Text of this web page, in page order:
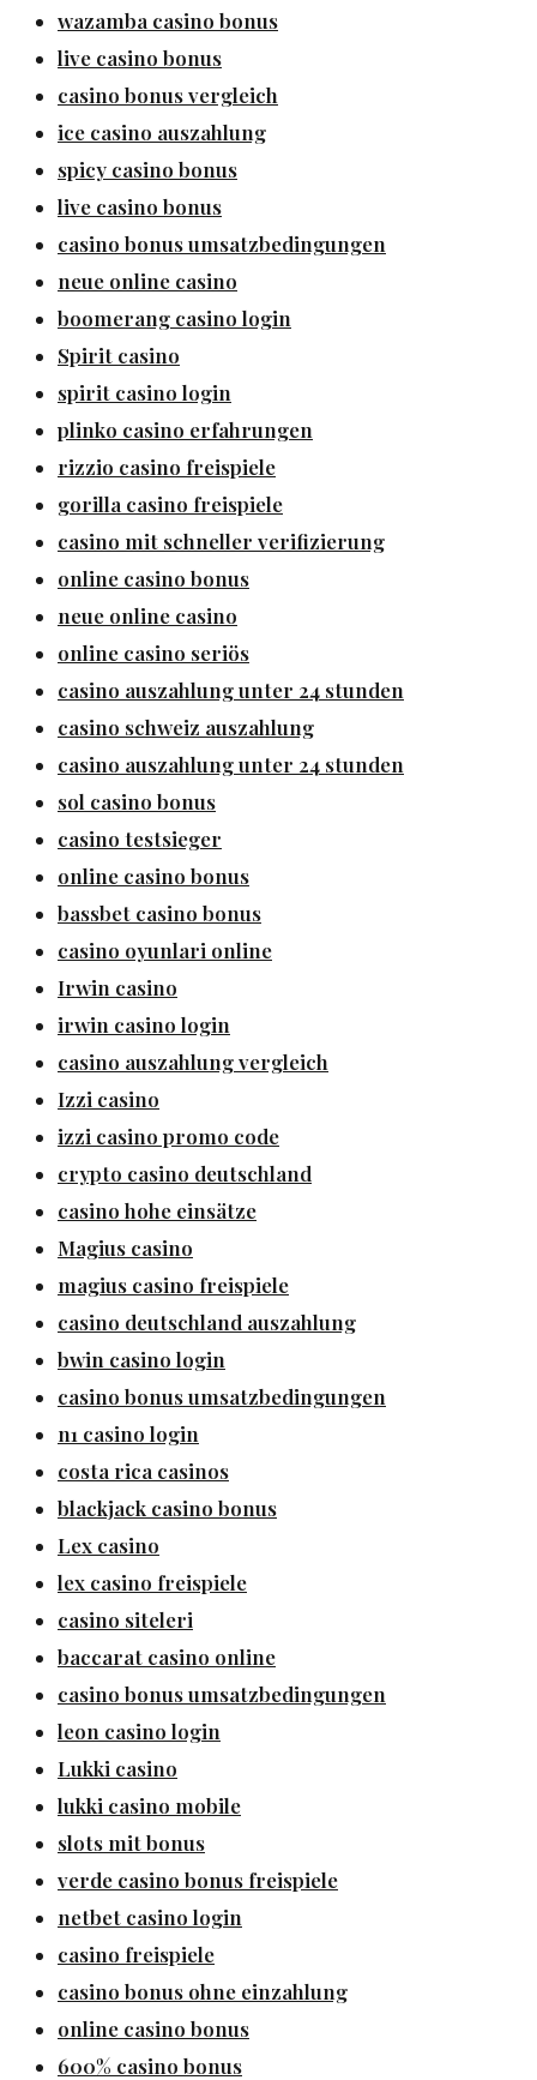
wazamba casino bonus
live casino bonus
casino bonus vergleich
ice casino auszahlung
spicy casino bonus
live casino bonus
casino bonus umsatzbedingungen
neue online casino
boomerang casino login
Spirit casino
spirit casino login
plinko casino erfahrungen
rizzio casino freispiele
gorilla casino freispiele
casino mit schneller verifizierung
online casino bonus
neue online casino
online casino seriös
casino auszahlung unter 24 stunden
casino schweiz auszahlung
casino auszahlung unter 24 stunden
sol casino bonus
casino testsieger
online casino bonus
bassbet casino bonus
casino oyunlari online
Irwin casino
irwin casino login
casino auszahlung vergleich
Izzi casino
izzi casino promo code
crypto casino deutschland
casino hohe einsätze
Magius casino
magius casino freispiele
casino deutschland auszahlung
bwin casino login
casino bonus umsatzbedingungen
n1 casino login
costa rica casinos
blackjack casino bonus
Lex casino
lex casino freispiele
casino siteleri
baccarat casino online
casino bonus umsatzbedingungen
leon casino login
Lukki casino
lukki casino mobile
slots mit bonus
verde casino bonus freispiele
netbet casino login
casino freispiele
casino bonus ohne einzahlung
online casino bonus
600% casino bonus